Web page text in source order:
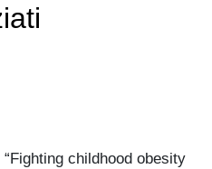
childhood obesity